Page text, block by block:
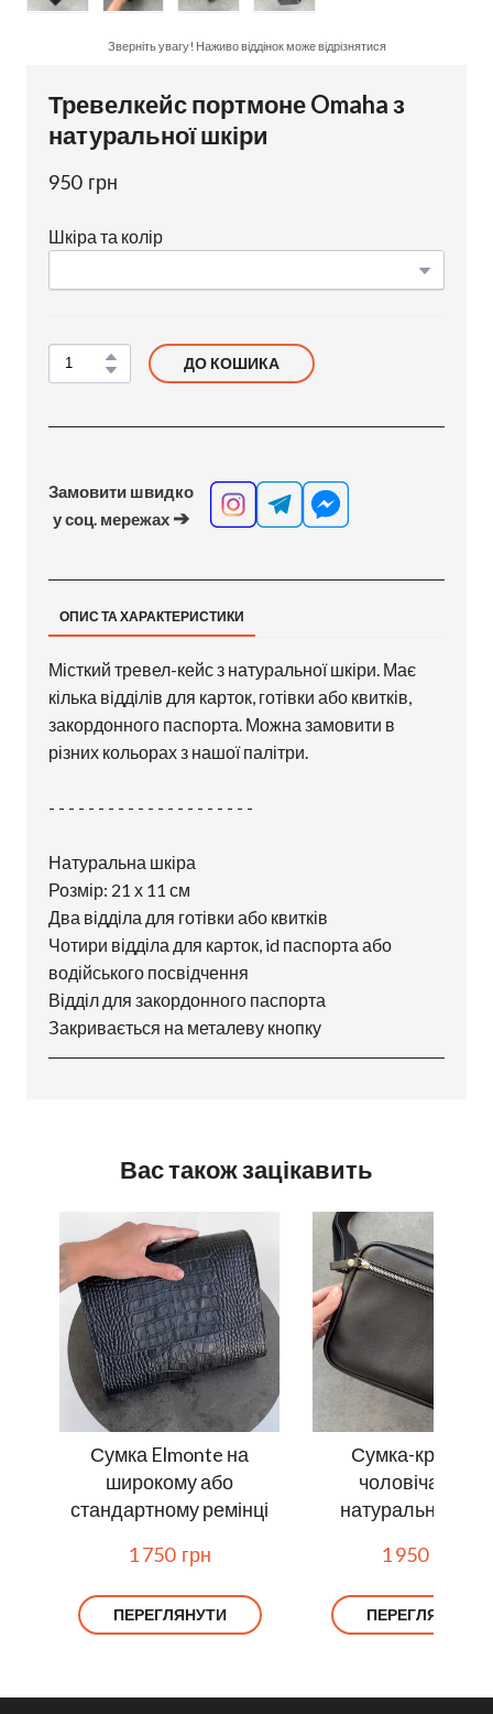
Зверніть увагу! Наживо віддінок може відрізнятися
Тревелкейс портмоне Omaha з
натуральної шкіри
950  грн
Шкіра та колір
ДО КОШИКА
Замовити швидко
у соц. мережах ➔
ОПИС ТА ХАРАКТЕРИСТИКИ
Місткий тревел-кейс з натуральної шкіри. Має
кілька відділів для карток, готівки або квитків,
закордонного паспорта. Можна замовити в
різних кольорах з нашої палітри.
- - - - - - - - - - - - - - - - - - - - -
Натуральна шкіра
Розмір: 21 х 11 см
Два відділа для готівки або квитків
Чотири відділа для карток, id паспорта або
водійського посвідчення
Відділ для закордонного паспорта
Закривається на металеву кнопку
Вас також зацікавить
Сумка Elmonte на
широкому або
стандартному ремінці
1 750  грн
ПЕРЕГЛЯНУТИ
Сумка-кросбоді
чоловіча Lee з
натуральної
1 950  грн
ПЕРЕГЛЯНУТИ